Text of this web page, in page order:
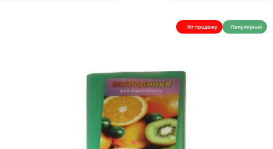
Хіт продажу Популярний